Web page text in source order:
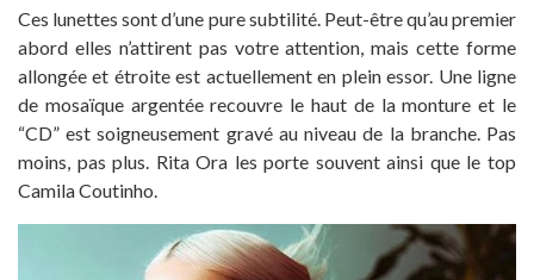
Ces lunettes sont d’une pure subtilité. Peut-être qu’au premier
abord elles n’attirent pas votre attention, mais cette forme
allongée et étroite est actuellement en plein essor. Une ligne
de mosaïque argentée recouvre le haut de la monture et le
“CD” est soigneusement gravé au niveau de la branche. Pas
moins, pas plus. Rita Ora les porte souvent ainsi que le top
Camila Coutinho.